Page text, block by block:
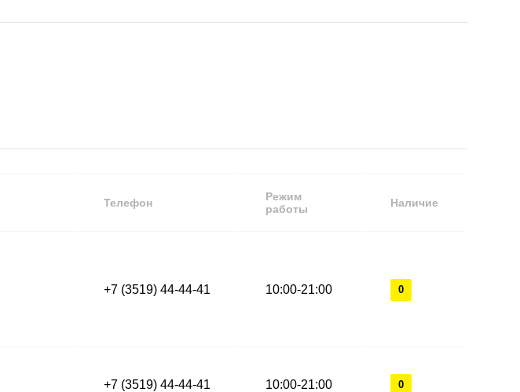
Телефон
Режим
работы
Наличие
+7 (3519) 44-44-41 10:00-21:00 0
+7 (3519) 44-44-41 10:00-21:00 0